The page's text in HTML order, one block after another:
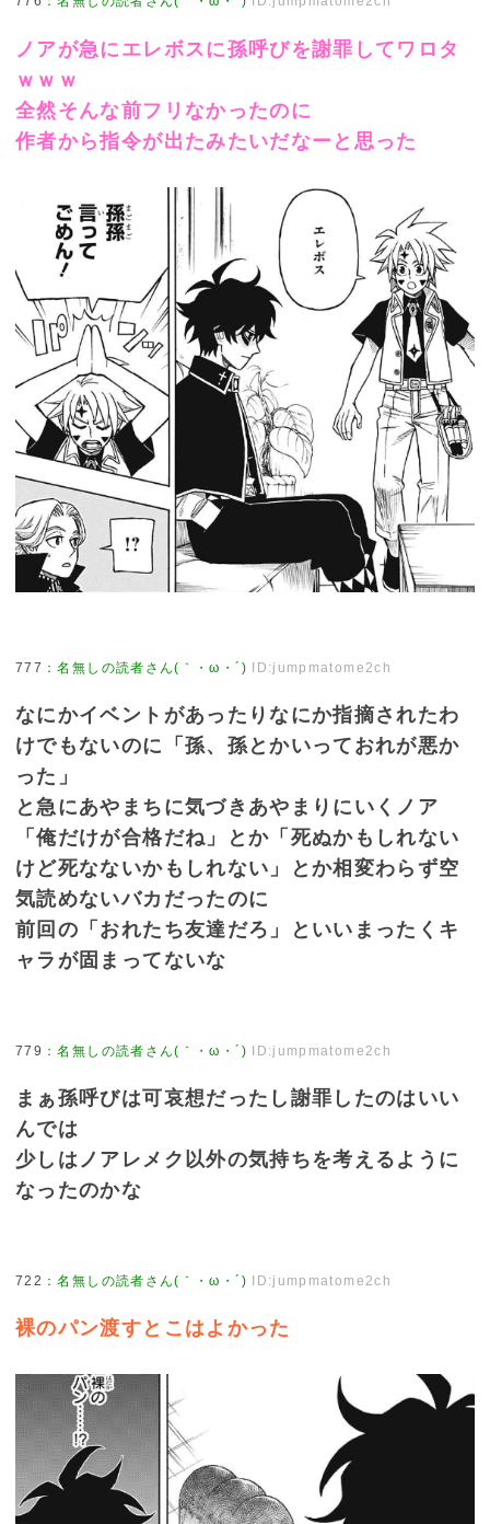
ノアが急にエレボスに孫呼びを謝罪してワロタ
ｗｗｗ
全然そんな前フリなかったのに
作者から指令が出たみたいだなーと思った
777 ：名無しの読者さん(｀・ω・´) ID:jumpmatome2ch
なにかイベントがあったりなにか指摘されたわ
けでもないのに「孫、孫とかいっておれが悪か
った」
と急にあやまちに気づきあやまりにいくノア
「俺だけが合格だね」とか「死ぬかもしれない
けど死なないかもしれない」とか相変わらず空
気読めないバカだったのに
前回の「おれたち友達だろ」といいまったくキ
ャラが固まってないな
779 ：名無しの読者さん(｀・ω・´) ID:jumpmatome2ch
まぁ孫呼びは可哀想だったし謝罪したのはいい
んでは
少しはノアレメク以外の気持ちを考えるように
なったのかな
722 ：名無しの読者さん(｀・ω・´) ID:jumpmatome2ch
裸のパン渡すとこはよかった